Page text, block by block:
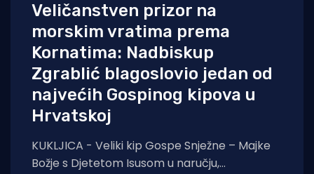
Veličanstven prizor na
morskim vratima prema
Kornatima: Nadbiskup
Zgrablić blagoslovio jedan od
najvećih Gospinog kipova u
Hrvatskoj
KUKLJICA - Veliki kip Gospe Snježne – Majke
Božje s Djetetom Isusom u naručju,